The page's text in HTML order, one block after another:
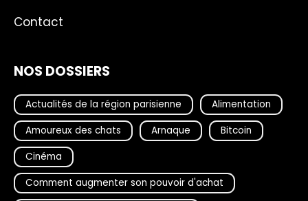
Contact
NOS DOSSIERS
Actualités de la région parisienne
Alimentation
Amoureux des chats
Arnaque
Bitcoin
Cinéma
Comment augmenter son pouvoir d'achat